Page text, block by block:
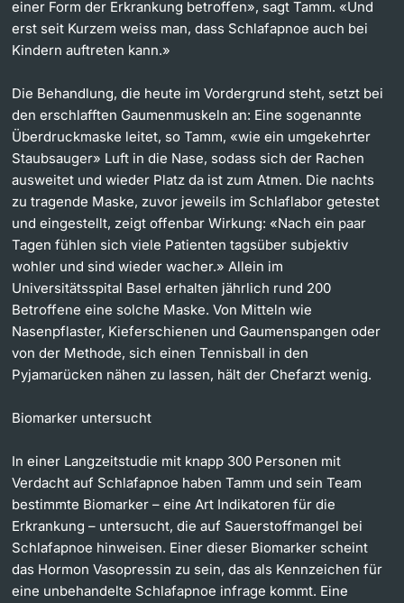
einer Form der Erkrankung betroffen», sagt Tamm. «Und
erst seit Kurzem weiss man, dass Schlafapnoe auch bei
Kindern auftreten kann.»
Die Behandlung, die heute im Vordergrund steht, setzt bei
den erschlafften Gaumenmuskeln an: Eine sogenannte
Überdruckmaske leitet, so Tamm, «wie ein umgekehrter
Staubsauger» Luft in die Nase, sodass sich der Rachen
ausweitet und wieder Platz da ist zum Atmen. Die nachts
zu tragende Maske, zuvor jeweils im Schlaflabor getestet
und eingestellt, zeigt offenbar Wirkung: «Nach ein paar
Tagen fühlen sich viele Patienten tagsüber subjektiv
wohler und sind wieder wacher.» Allein im
Universitätsspital Basel erhalten jährlich rund 200
Betroffene eine solche Maske. Von Mitteln wie
Nasenpflaster, Kieferschienen und Gaumenspangen oder
von der Methode, sich einen Tennisball in den
Pyjamarücken nähen zu lassen, hält der Chefarzt wenig.
Biomarker untersucht
In einer Langzeitstudie mit knapp 300 Personen mit
Verdacht auf Schlafapnoe haben Tamm und sein Team
bestimmte Biomarker – eine Art Indikatoren für die
Erkrankung – untersucht, die auf Sauerstoffmangel bei
Schlafapnoe hinweisen. Einer dieser Biomarker scheint
das Hormon Vasopressin zu sein, das als Kennzeichen für
eine unbehandelte Schlafapnoe infrage kommt. Eine